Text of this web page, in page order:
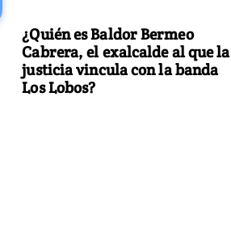
¿Quién es Baldor Bermeo
Cabrera, el exalcalde al que la
justicia vincula con la banda
Los Lobos?